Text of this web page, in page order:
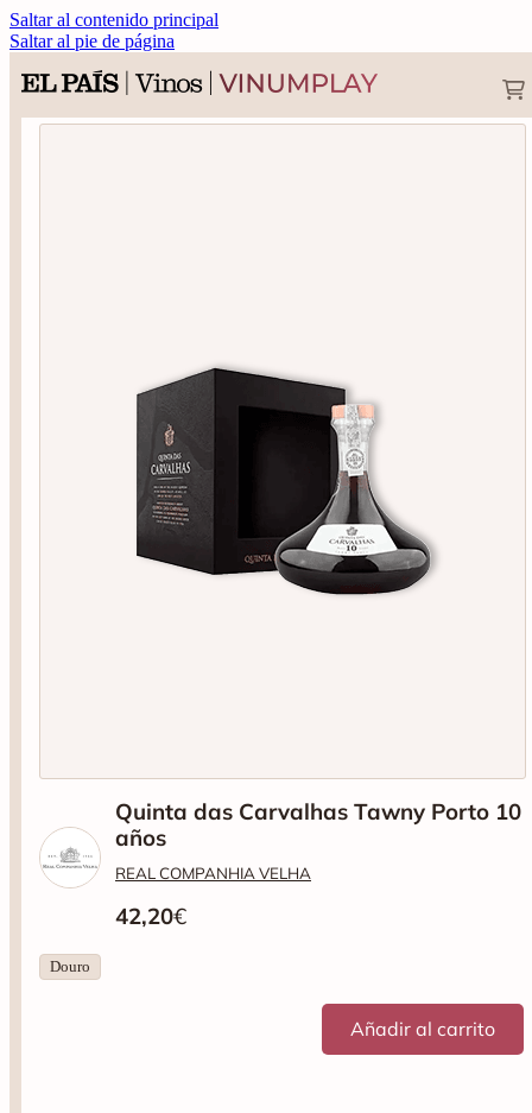
Saltar al contenido principal
Saltar al pie de página
Quinta das Carvalhas Tawny Porto 10
años
REAL COMPANHIA VELHA
42,20€
Douro
Añadir al carrito